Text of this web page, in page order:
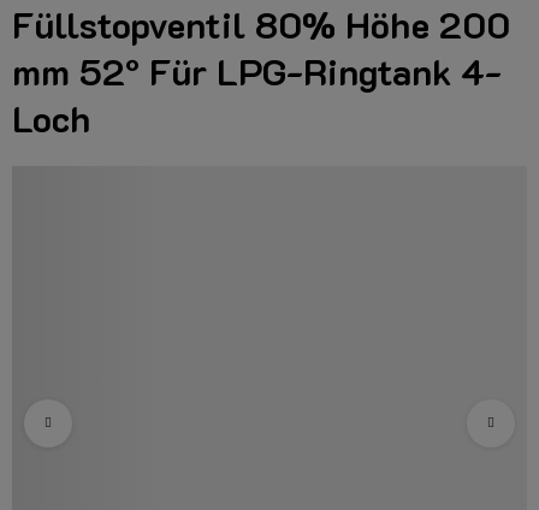
Füllstopventil 80% Höhe 200
mm 52° Für LPG-Ringtank 4-
Loch